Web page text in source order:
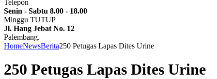
Telepon
Senin - Sabtu 8.00 - 18.00
Minggu TUTUP
Jl. Hang Jebat No. 12
Palembang.
HomeNewsBerita250 Petugas Lapas Dites Urine
250 Petugas Lapas Dites Urine